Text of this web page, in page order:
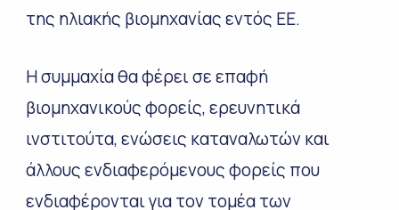
της ηλιακής βιομηχανίας εντός ΕΕ.
Η συμμαχία θα φέρει σε επαφή
βιομηχανικούς φορείς, ερευνητικά
ινστιτούτα, ενώσεις καταναλωτών και
άλλους ενδιαφερόμενους φορείς που
ενδιαφέρονται για τον τομέα των